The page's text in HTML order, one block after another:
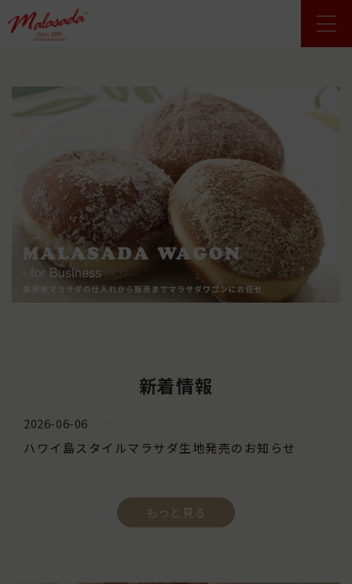
新着情報
2026-06-06
ハワイ島スタイルマラサダ生地発売のお知らせ
もっと見る